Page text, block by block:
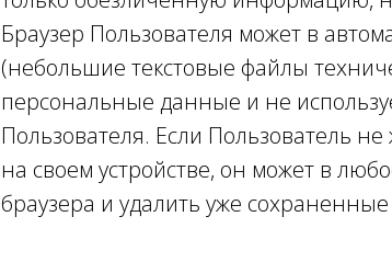
Браузер Пользователя может в
(небольшие текстовые файлы
персональные данные и не
Пользователя. Если Пользователь
на своем устройстве, он может в
браузера и удалить уже